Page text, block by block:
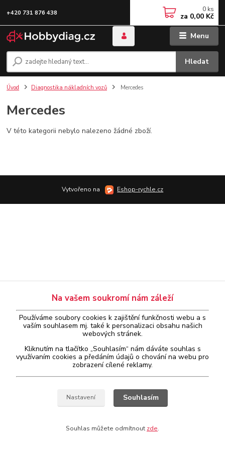
Menu
Hledat
+420 731 876 438 0 ks
za 0,00 Kč
Úvod Diagnostika nákladních vozů Mercedes
Mercedes
V této kategorii nebylo nalezeno žádné zboží.
Vytvořeno na Eshop-rychle.cz
Na vašem soukromí nám záleží
Používáme soubory cookies k zajištění funkčnosti webu a s
vaším souhlasem mj. také k personalizaci obsahu našich
webových stránek.
Kliknutím na tlačítko „Souhlasím“ nám dáváte souhlas s
využívaním cookies a předáním údajů o chování na webu pro
zobrazení cílené reklamy.
Nastavení Souhlasím
Souhlas můžete odmítnout zde.